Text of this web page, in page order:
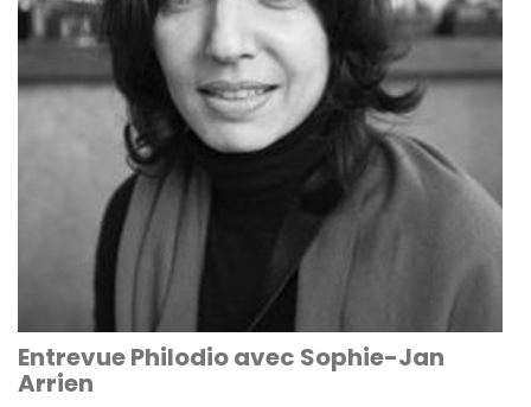
Entrevue Philodio avec Sophie-Jan
Arrien